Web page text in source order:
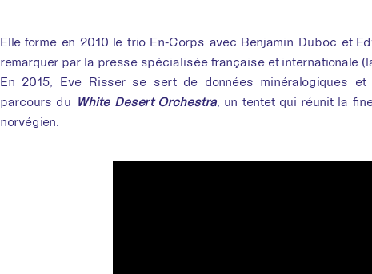
Elle forme en 2010 le trio En-Corps avec Benjamin Duboc et
remarquer par la presse spécialisée française et internationale
En 2015, Eve Risser se sert de données minéralogiques
parcours du White Desert Orchestra, un tentet qui réunit la
norvégien.